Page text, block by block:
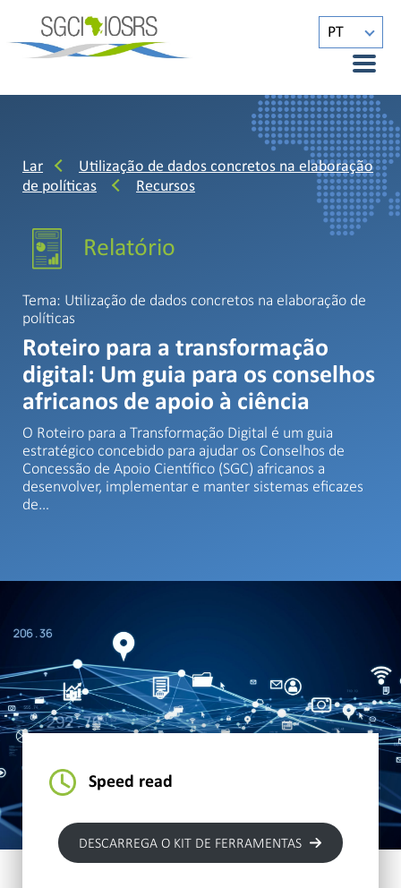
PT
Lar
Utilização de dados concretos na elaboração
de políticas
Recursos
Relatório
Tema: Utilização de dados concretos na elaboração de
políticas
Roteiro para a transformação
digital: Um guia para os conselhos
africanos de apoio à ciência
O Roteiro para a Transformação Digital é um guia
estratégico concebido para ajudar os Conselhos de
Concessão de Apoio Científico (SGC) africanos a
desenvolver, implementar e manter sistemas eficazes
de…
Speed read
DESCARREGA O KIT DE FERRAMENTAS